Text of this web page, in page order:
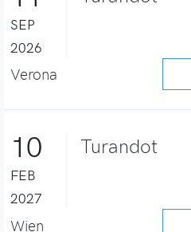
SEP
2026
Verona
10
FEB
2027
Turandot
Wien